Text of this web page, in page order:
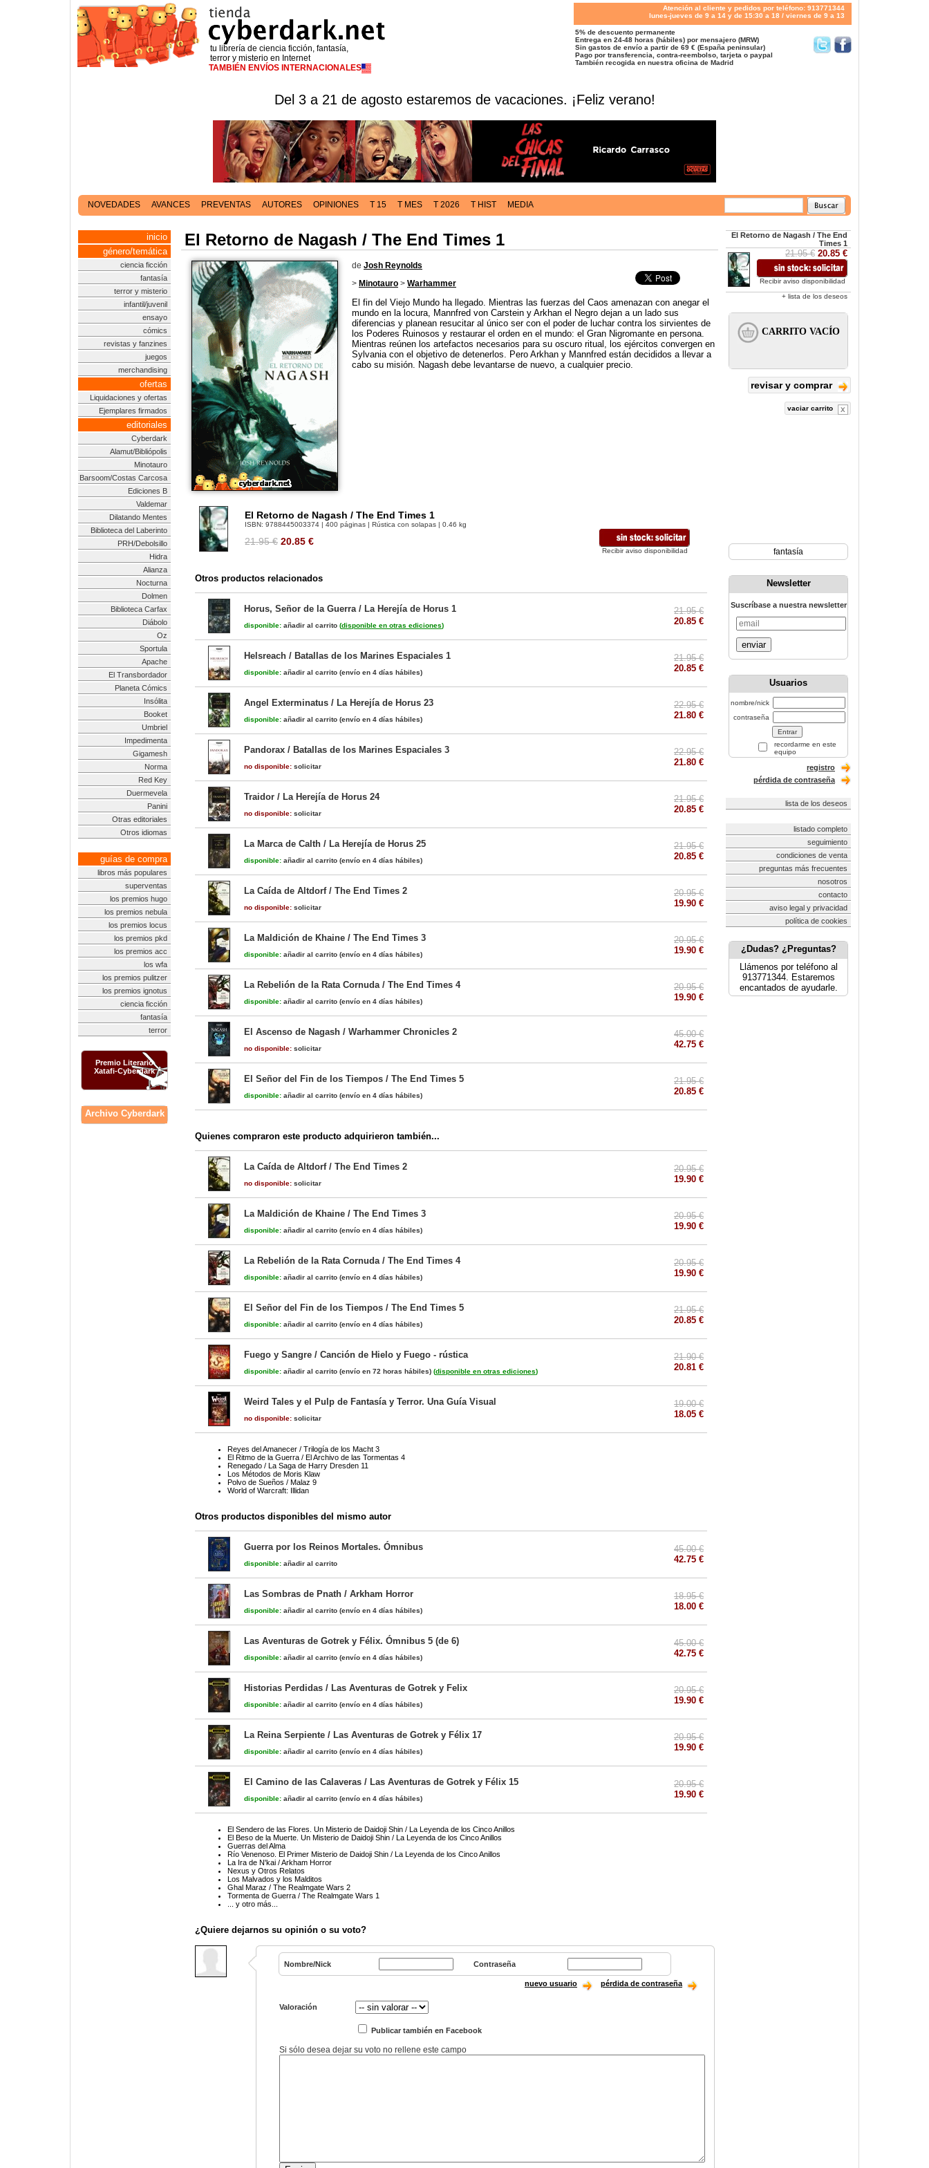
tu librería de ciencia ficción, fantasía,
terror y misterio en Internet
TAMBIÉN ENVÍOS INTERNACIONALES
Atención al cliente y pedidos por teléfono: 913771344
lunes-jueves de 9 a 14 y de 15:30 a 18 / viernes de 9 a 13
5% de descuento permanente
Entrega en 24-48 horas (hábiles) por mensajero (MRW)
Sin gastos de envío a partir de 69 € (España peninsular)
Pago por transferencia, contra-reembolso, tarjeta o paypal
También recogida en nuestra oficina de Madrid
Del 3 a 21 de agosto estaremos de vacaciones. ¡Feliz verano!
NOVEDADES AVANCES PREVENTAS AUTORES OPINIONES T 15 T MES T 2026 T HIST MEDIA
inicio
género/temática
ciencia ficción
fantasía
terror y misterio
infantil/juvenil
ensayo
cómics
revistas y fanzines
juegos
merchandising
ofertas
Liquidaciones y ofertas
Ejemplares firmados
editoriales
Cyberdark
Alamut/Bibliópolis
Minotauro
Barsoom/Costas Carcosa
Ediciones B
Valdemar
Dilatando Mentes
Biblioteca del Laberinto
PRH/Debolsillo
Hidra
Alianza
Nocturna
Dolmen
Biblioteca Carfax
Diábolo
Oz
Sportula
Apache
El Transbordador
Planeta Cómics
Insólita
Booket
Umbriel
Impedimenta
Gigamesh
Norma
Red Key
Duermevela
Panini
Otras editoriales
Otros idiomas
guías de compra
libros más populares
superventas
los premios hugo
los premios nebula
los premios locus
los premios pkd
los premios acc
los wfa
los premios pulitzer
los premios ignotus
ciencia ficción
fantasía
terror
Premio Literario
Xatafi-Cyberdark
Archivo Cyberdark
El Retorno de Nagash / The End Times 1
de Josh Reynolds
> Minotauro > Warhammer
El fin del Viejo Mundo ha llegado. Mientras las fuerzas del Caos amenazan con anegar el
mundo en la locura, Mannfred von Carstein y Arkhan el Negro dejan a un lado sus
diferencias y planean resucitar al único ser con el poder de luchar contra los sirvientes de
los Poderes Ruinosos y restaurar el orden en el mundo: el Gran Nigromante en persona.
Mientras reúnen los artefactos necesarios para su oscuro ritual, los ejércitos convergen en
Sylvania con el objetivo de detenerlos. Pero Arkhan y Mannfred están decididos a llevar a
cabo su misión. Nagash debe levantarse de nuevo, a cualquier precio.
El Retorno de Nagash / The End Times 1
ISBN: 9788445003374 | 400 páginas | Rústica con solapas | 0.46 kg
21.95 € 20.85 €
Recibir aviso disponibilidad
Otros productos relacionados
Horus, Señor de la Guerra / La Herejía de Horus 1
disponible: añadir al carrito (disponible en otras ediciones)
21.95 €
20.85 €
Helsreach / Batallas de los Marines Espaciales 1
disponible: añadir al carrito (envío en 4 días hábiles)
21.95 €
20.85 €
Angel Exterminatus / La Herejía de Horus 23
disponible: añadir al carrito (envío en 4 días hábiles)
22.95 €
21.80 €
Pandorax / Batallas de los Marines Espaciales 3
no disponible: solicitar
22.95 €
21.80 €
Traidor / La Herejía de Horus 24
no disponible: solicitar
21.95 €
20.85 €
La Marca de Calth / La Herejía de Horus 25
disponible: añadir al carrito (envío en 4 días hábiles)
21.95 €
20.85 €
La Caída de Altdorf / The End Times 2
no disponible: solicitar
20.95 €
19.90 €
La Maldición de Khaine / The End Times 3
disponible: añadir al carrito (envío en 4 días hábiles)
20.95 €
19.90 €
La Rebelión de la Rata Cornuda / The End Times 4
disponible: añadir al carrito (envío en 4 días hábiles)
20.95 €
19.90 €
El Ascenso de Nagash / Warhammer Chronicles 2
no disponible: solicitar
45.00 €
42.75 €
El Señor del Fin de los Tiempos / The End Times 5
disponible: añadir al carrito (envío en 4 días hábiles)
21.95 €
20.85 €
Quienes compraron este producto adquirieron también...
La Caída de Altdorf / The End Times 2
no disponible: solicitar
20.95 €
19.90 €
La Maldición de Khaine / The End Times 3
disponible: añadir al carrito (envío en 4 días hábiles)
20.95 €
19.90 €
La Rebelión de la Rata Cornuda / The End Times 4
disponible: añadir al carrito (envío en 4 días hábiles)
20.95 €
19.90 €
El Señor del Fin de los Tiempos / The End Times 5
disponible: añadir al carrito (envío en 4 días hábiles)
21.95 €
20.85 €
Fuego y Sangre / Canción de Hielo y Fuego - rústica
disponible: añadir al carrito (envío en 72 horas hábiles) (disponible en otras ediciones)
21.90 €
20.81 €
Weird Tales y el Pulp de Fantasía y Terror. Una Guía Visual
no disponible: solicitar
19.00 €
18.05 €
Reyes del Amanecer / Trilogía de los Macht 3
El Ritmo de la Guerra / El Archivo de las Tormentas 4
Renegado / La Saga de Harry Dresden 11
Los Métodos de Moris Klaw
Polvo de Sueños / Malaz 9
World of Warcraft: Illidan
Otros productos disponibles del mismo autor
Guerra por los Reinos Mortales. Ómnibus
disponible: añadir al carrito
45.00 €
42.75 €
Las Sombras de Pnath / Arkham Horror
disponible: añadir al carrito (envío en 4 días hábiles)
18.95 €
18.00 €
Las Aventuras de Gotrek y Félix. Ómnibus 5 (de 6)
disponible: añadir al carrito (envío en 4 días hábiles)
45.00 €
42.75 €
Historias Perdidas / Las Aventuras de Gotrek y Felix
disponible: añadir al carrito (envío en 4 días hábiles)
20.95 €
19.90 €
La Reina Serpiente / Las Aventuras de Gotrek y Félix 17
disponible: añadir al carrito (envío en 4 días hábiles)
20.95 €
19.90 €
El Camino de las Calaveras / Las Aventuras de Gotrek y Félix 15
disponible: añadir al carrito (envío en 4 días hábiles)
20.95 €
19.90 €
El Sendero de las Flores. Un Misterio de Daidoji Shin / La Leyenda de los Cinco Anillos
El Beso de la Muerte. Un Misterio de Daidoji Shin / La Leyenda de los Cinco Anillos
Guerras del Alma
Río Venenoso. El Primer Misterio de Daidoji Shin / La Leyenda de los Cinco Anillos
La Ira de N'kai / Arkham Horror
Nexus y Otros Relatos
Los Malvados y los Malditos
Ghal Maraz / The Realmgate Wars 2
Tormenta de Guerra / The Realmgate Wars 1
... y otro más...
¿Quiere dejarnos su opinión o su voto?
Nombre/Nick Contraseña
nuevo usuario pérdida de contraseña
Valoración
Publicar también en Facebook
Si sólo desea dejar su voto no rellene este campo
El Retorno de Nagash / The End
Times 1
21.95 € 20.85 €
Recibir aviso disponibilidad
+ lista de los deseos
revisar y comprar
vaciar carrito
fantasía
Newsletter
Suscríbase a nuestra newsletter
enviar
Usuarios
nombre/nick
contraseña
recordarme en este
equipo
registro
pérdida de contraseña
lista de los deseos
listado completo
seguimiento
condiciones de venta
preguntas más frecuentes
nosotros
contacto
aviso legal y privacidad
política de cookies
¿Dudas? ¿Preguntas?
Llámenos por teléfono al
913771344. Estaremos
encantados de ayudarle.